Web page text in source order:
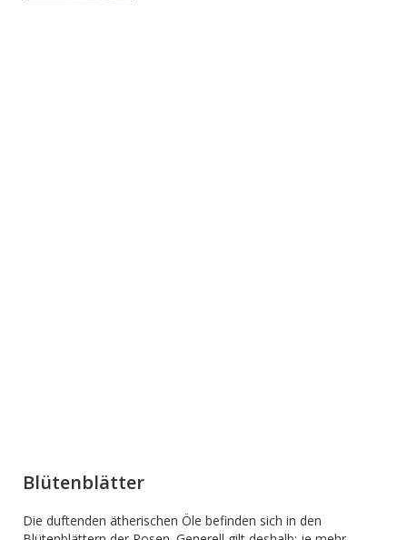
Blütenblätter
Die duftenden ätherischen Öle befinden sich in den